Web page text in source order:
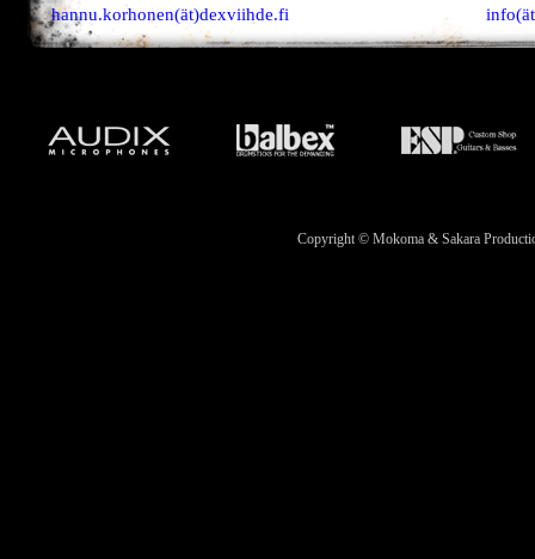
hannu.korhonen(ät)dexviihde.fi
Copyright © Mokoma & Sakara